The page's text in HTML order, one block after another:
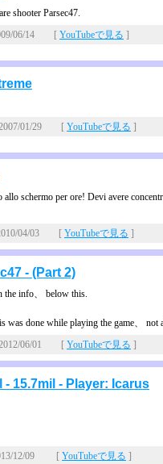
shooter Parsec47.
06/14 [ YouTubeで見る ]
01/29 [ YouTubeで見る ]
allo schermo per ore! Devi avere
04/03 [ YouTubeで見る ]
- (Part 2)
the info、 below this.
was done while playing the game、 not
06/01 [ YouTubeで見る ]
15.7mil - Player: Icarus
12/09 [ YouTubeで見る ]